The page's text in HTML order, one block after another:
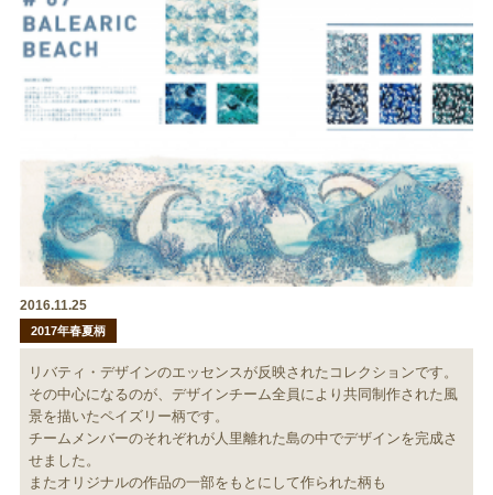
2016.11.25
2017年春夏柄
リバティ・デザインのエッセンスが反映されたコレクションです。
その中心になるのが、デザインチーム全員により共同制作された風
景を描いたペイズリー柄です。
チームメンバーのそれぞれが人里離れた島の中でデザインを完成さ
せました。
またオリジナルの作品の一部をもとにして作られた柄も